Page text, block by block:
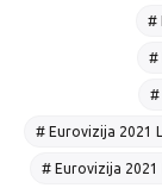
#
#
#
# Eurovizija 2021
# Eurovizija